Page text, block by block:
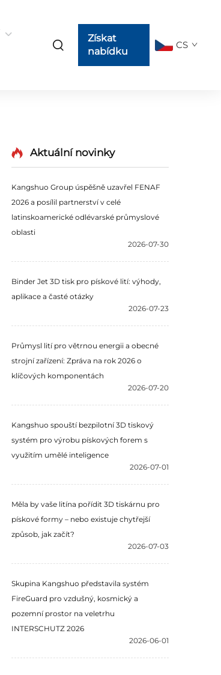
Získat
nabídku
CS
Aktuální novinky
Kangshuo Group úspěšně uzavřel FENAF
2026 a posílil partnerství v celé
latinskoamerické odlévarské průmyslové
oblasti
2026-07-30
Binder Jet 3D tisk pro pískové lití: výhody,
aplikace a časté otázky
2026-07-23
Průmysl lití pro větrnou energii a obecné
strojní zařízení: Zpráva na rok 2026 o
klíčových komponentách
2026-07-20
Kangshuo spouští bezpilotní 3D tiskový
systém pro výrobu pískových forem s
využitím umělé inteligence
2026-07-01
Měla by vaše litína pořídit 3D tiskárnu pro
pískové formy – nebo existuje chytřejší
způsob, jak začít?
2026-07-03
Skupina Kangshuo představila systém
FireGuard pro vzdušný, kosmický a
pozemní prostor na veletrhu
INTERSCHUTZ 2026
2026-06-01